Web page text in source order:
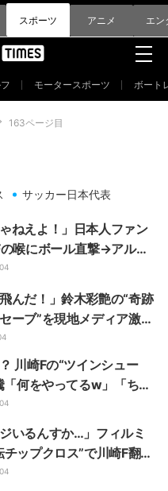
スポーツ アニメ エン
モータースポーツ ボート
163ページ目
サッカー日本代表
ねえよ！」日本人ファン
喉にボール直撃→アル・
敵なニヤニヤ”「腹立つ
いな顔が…」【ACLE決
んだ！」鈴木彩艶の“奇跡
ーブ”を現地メディア激賞
力」「決定的」至近距離
反応した瞬間
川崎Fの“ツインシュー
「何をやってるw」「ちゃ
キャプテン翼ばり」珍し
ックの瞬間【ACLE決勝】
いるんすか…」フィルミ
ップクロス”で川崎F翻弄
意味不明な体勢から理不